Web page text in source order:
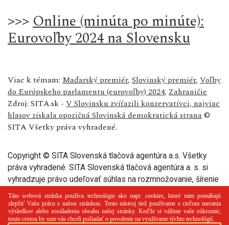
>>>Online (minúta po minúte):
Eurovoľby 2024 na Slovensku
Viac k témam: Maďarský premiér, Slovinský premiér, Voľby
do Európskeho parlamentu (eurovoľby) 2024, Zahraničie
Zdroj: SITA.sk - V Slovinsku zvíťazili konzervatívci, najviac
hlasov získala opozičná Slovinská demokratická strana©
SITA Všetky práva vyhradené.
Copyright © SITA Slovenská tlačová agentúra a.s. Všetky
práva vyhradené. SITA Slovenská tlačová agentúra a. s. si
vyhradzuje právo udeľovať súhlas na rozmnožovanie, šírenie
a na verejný prenos tohto článku a jeho častí.